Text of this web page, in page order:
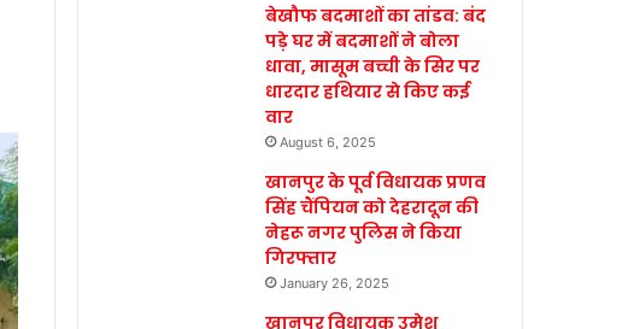
बेखौफ बदमाशों का तांडव: बंद
पड़े घर में बदमाशों ने बोला
धावा, मासूम बच्ची के सिर पर
धारदार हथियार से किए कई
वार
August 6, 2025
खानपुर के पूर्व विधायक प्रणव
सिंह चैंपियन को देहरादून की
नेहरू नगर पुलिस ने किया
गिरफ्तार
January 26, 2025
खानपुर विधायक उमेश